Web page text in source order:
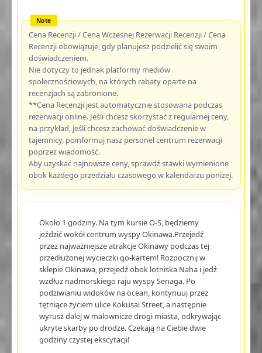
Cena Recenzji / Cena Wczesnej Rezerwacji Recenzji / Cena
Recenzji obowiązuje, gdy planujesz podzielić się swoim
doświadczeniem.
Nie dotyczy to jednak platformy mediów
społecznościowych, na których rabaty oparte na
recenzjach są zabronione.
**Cena Recenzji jest automatycznie stosowana podczas
rezerwacji online. Jeśli chcesz skorzystać z regularnej ceny,
na przykład, jeśli chcesz zachować doświadczenie w
tajemnicy, poinformuj nasz personel centrum rezerwacji
poprzez wiadomość.
Aby uzyskać najnowsze ceny, sprawdź stawki wymienione
obok każdego przedziału czasowego w kalendarzu poniżej.
Około 1 godziny. Na tym kursie O-S, będziemy
jeździć wokół centrum wyspy Okinawa.Przejedź
przez najważniejsze atrakcje Okinawy podczas tej
przedłużonej wycieczki go-kartem! Rozpocznij w
sklepie Okinawa, przejedź obok lotniska Naha i jedź
wzdłuż nadmorskiego raju wyspy Senaga. Po
podziwianiu widoków na ocean, kontynuuj przez
tętniące życiem ulice Kokusai Street, a następnie
wyrusz dalej w malownicze drogi miasta, odkrywając
ukryte skarby po drodze. Czekają na Ciebie dwie
godziny czystej ekscytacji!